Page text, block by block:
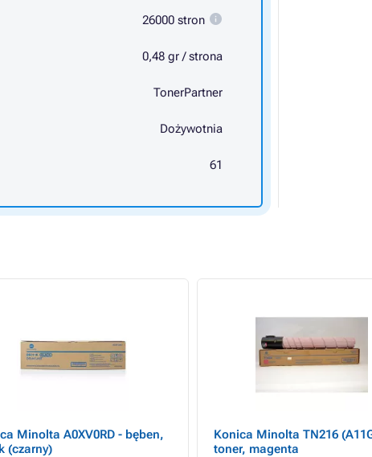
26000 stron
0,48 gr / strona
TonerPartner
Dożywotnia
61
Minolta A0XV0RD - bęben,
(czarny)
Konica Minolta TN216
toner, magenta